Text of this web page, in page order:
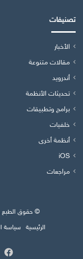
تصنيفات
الأخبار
مقالات متنوعة
أندرويد
تحديثات الأنظمة
برامج وتطبيقات
خلفيات
أنظمة أخرى
iOS
مراجعات
© حقوق الطبع والنشر 2026, جميع
الرئيسية
سياسة